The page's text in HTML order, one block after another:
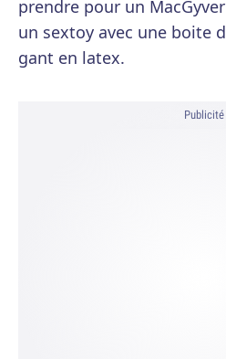
prendre pour un
un sextoy avec une boite
gant en latex.
Publicité